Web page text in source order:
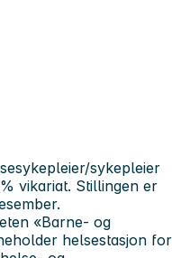
sykepleier
vikariat. Stillingen er
«Barne- og
helsestasjon for